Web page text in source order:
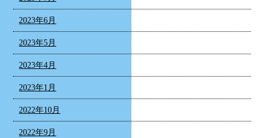
2023年6月
2023年5月
2023年4月
2023年1月
2022年10月
2022年9月